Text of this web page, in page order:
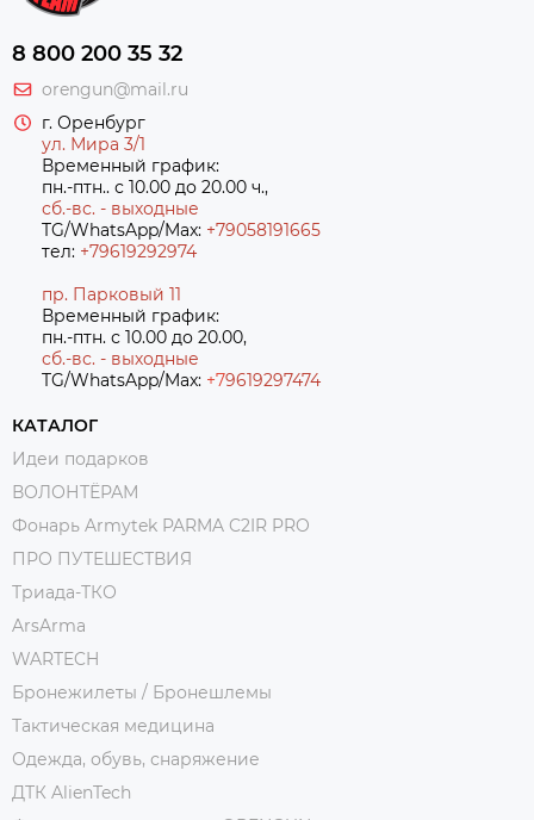
8 800 200 35 32
orengun@mail.ru
г. Оренбург
ул. Мира 3/1
Временный график:
пн.-птн.. с 10.00 до 20.00 ч.,
сб.-вс. - выходные
TG/WhatsApp/Max: +79058191665
тел: +79619292974
пр. Парковый 11
Временный график:
пн.-птн. с 10.00 до 20.00,
сб.-вс. - выходные
TG/WhatsApp/Max: +79619297474
КАТАЛОГ
Идеи подарков
ВОЛОНТЁРАМ
Фонарь Armytek PARMA C2IR PRO
ПРО ПУТЕШЕСТВИЯ
Триада-ТКО
ArsArma
WARTECH
Бронежилеты / Бронешлемы
Тактическая медицина
Одежда, обувь, снаряжение
ДТК AlienTech